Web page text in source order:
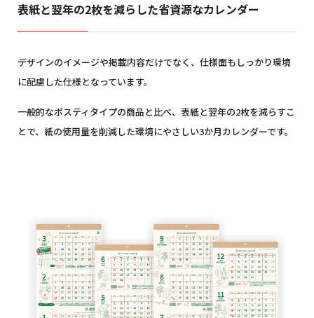
表紙と翌年の2枚を減らした省資源なカレンダー
デザインのイメージや掲載内容だけでなく、仕様面もしっかり環境
に配慮した仕様となっています。
一般的なポスティタイプの商品と比べ、表紙と翌年の2枚を減らすこ
とで、紙の使用量を削減した環境にやさしい3か月カレンダーです。